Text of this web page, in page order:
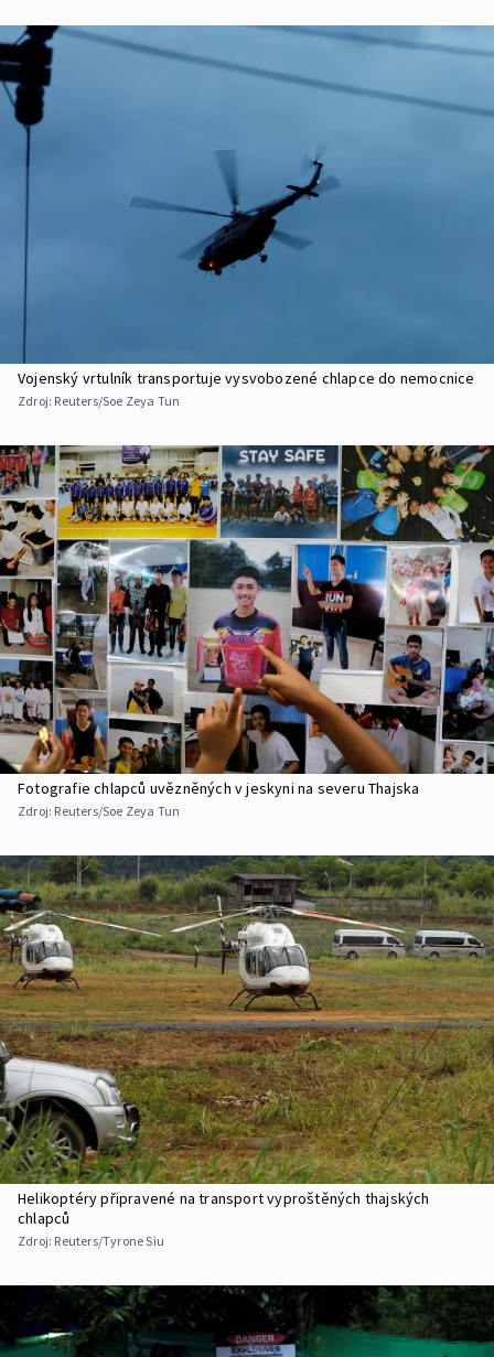
Vojenský vrtulník transportuje vysvobozené chlapce do nemocnice
Zdroj: Reuters/Soe Zeya Tun
Fotografie chlapců uvězněných v jeskyni na severu Thajska
Zdroj: Reuters/Soe Zeya Tun
Helikoptéry připravené na transport vyproštěných thajských
chlapců
Zdroj: Reuters/Tyrone Siu